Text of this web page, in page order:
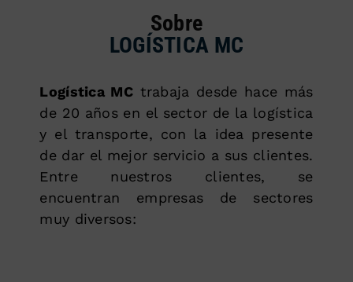
Sobre
LOGÍSTICA MC
Logística MC trabaja desde hace más
de 20 años en el sector de la logística
y el transporte, con la idea presente
de dar el mejor servicio a sus clientes.
Entre nuestros clientes, se
encuentran empresas de sectores
muy diversos: